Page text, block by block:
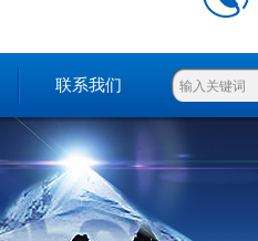
联系我们